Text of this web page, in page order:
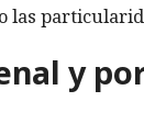
las
y